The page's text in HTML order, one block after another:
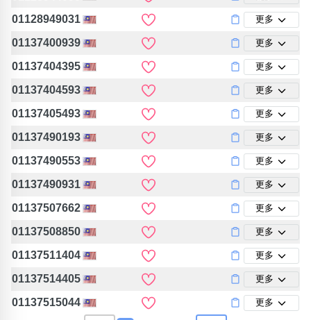
01128949031 更多
01137400939 更多
01137404395 更多
01137404593 更多
01137405493 更多
01137490193 更多
01137490553 更多
01137490931 更多
01137507662 更多
01137508850 更多
01137511404 更多
01137514405 更多
01137515044 更多